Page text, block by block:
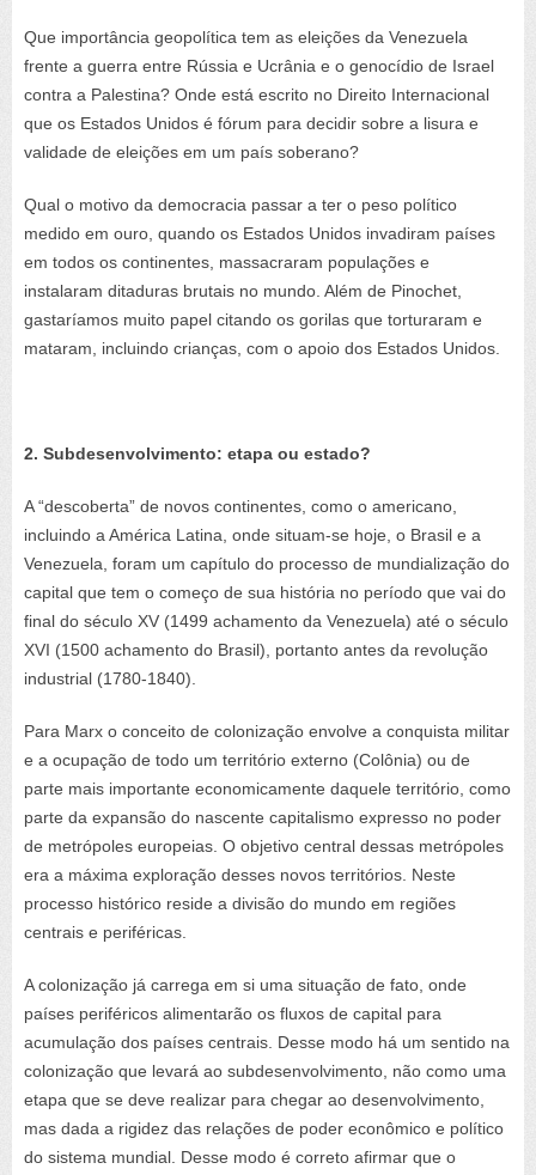
Que importância geopolítica tem as eleições da Venezuela
frente a guerra entre Rússia e Ucrânia e o genocídio de Israel
contra a Palestina? Onde está escrito no Direito Internacional
que os Estados Unidos é fórum para decidir sobre a lisura e
validade de eleições em um país soberano?
Qual o motivo da democracia passar a ter o peso político
medido em ouro, quando os Estados Unidos invadiram países
em todos os continentes, massacraram populações e
instalaram ditaduras brutais no mundo. Além de Pinochet,
gastaríamos muito papel citando os gorilas que torturaram e
mataram, incluindo crianças, com o apoio dos Estados Unidos.
2. Subdesenvolvimento: etapa ou estado?
A “descoberta” de novos continentes, como o americano,
incluindo a América Latina, onde situam-se hoje, o Brasil e a
Venezuela, foram um capítulo do processo de mundialização do
capital que tem o começo de sua história no período que vai do
final do século XV (1499 achamento da Venezuela) até o século
XVI (1500 achamento do Brasil), portanto antes da revolução
industrial (1780-1840).
Para Marx o conceito de colonização envolve a conquista militar
e a ocupação de todo um território externo (Colônia) ou de
parte mais importante economicamente daquele território, como
parte da expansão do nascente capitalismo expresso no poder
de metrópoles europeias. O objetivo central dessas metrópoles
era a máxima exploração desses novos territórios. Neste
processo histórico reside a divisão do mundo em regiões
centrais e periféricas.
A colonização já carrega em si uma situação de fato, onde
países periféricos alimentarão os fluxos de capital para
acumulação dos países centrais. Desse modo há um sentido na
colonização que levará ao subdesenvolvimento, não como uma
etapa que se deve realizar para chegar ao desenvolvimento,
mas dada a rigidez das relações de poder econômico e político
do sistema mundial. Desse modo é correto afirmar que o